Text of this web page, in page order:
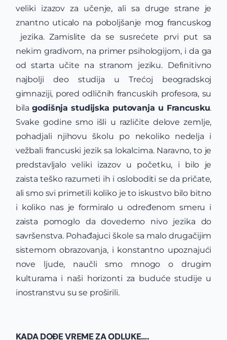
veliki izazov za učenje, ali sa druge strane je
znantno uticalo na poboljšanje mog francuskog
jezika. Zamislite da se susrećete prvi put sa
nekim gradivom, na primer psihologijom, i da ga
od starta učite na stranom jeziku. Definitivno
najbolji deo studija u Trećoj beogradskoj
gimnaziji, pored odličnih francuskih profesora, su
bilagodišnja studijska putovanja u Francusku.
Svake godine smo išli u različite delove zemlje,
pohadjali njihovu školu po nekoliko nedelja i
vežbali francuski jezik sa lokalcima. Naravno, to je
predstavljalo veliki izazov u početku, i bilo je
zaista teško razumeti ih i osloboditi se da pričate,
ali smo svi primetili koliko je to iskustvo bilo bitno
i koliko nas je formiralo u određenom smeru i
zaista pomoglo da dovedemo nivo jezika do
savršenstva. Pohađajuci škole sa malo drugačijim
sistemom obrazovanja, i konstantno upoznajući
nove ljude, naučli smo mnogo o drugim
kulturama i naši horizonti za buduće studije u
inostranstvu su se proširili.
KADA DOĐE VREME ZA ODLUKE….